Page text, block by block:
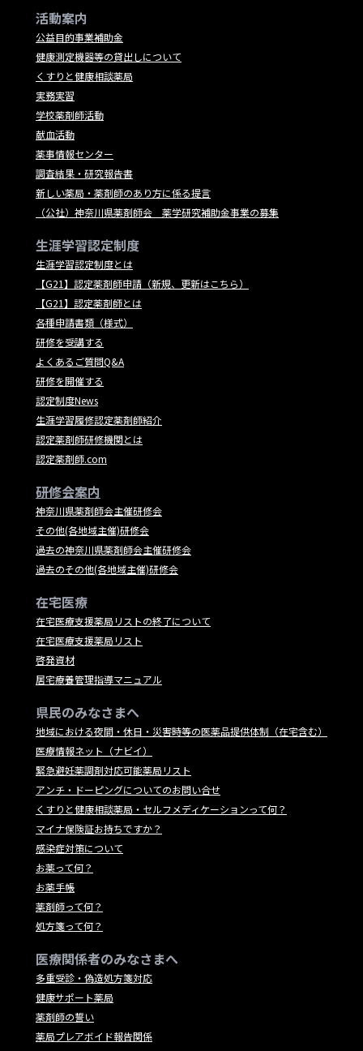
活動案内
公益目的事業補助金
健康測定機器等の貸出しについて
くすりと健康相談薬局
実務実習
学校薬剤師活動
献血活動
薬事情報センター
調査結果・研究報告書
新しい薬局・薬剤師のあり方に係る提言
（公社）神奈川県薬剤師会 薬学研究補助金事業の募集
生涯学習認定制度
生涯学習認定制度とは
【G21】認定薬剤師申請（新規、更新はこちら）
【G21】認定薬剤師とは
各種申請書類（様式）
研修を受講する
よくあるご質問Q&A
研修を開催する
認定制度News
生涯学習履修認定薬剤師紹介
認定薬剤師研修機関とは
認定薬剤師.com
研修会案内
神奈川県薬剤師会主催研修会
その他(各地域主催)研修会
過去の神奈川県薬剤師会主催研修会
過去のその他(各地域主催)研修会
在宅医療
在宅医療支援薬局リストの終了について
在宅医療支援薬局リスト
啓発資材
居宅療養管理指導マニュアル
県民のみなさまへ
地域における夜間・休日・災害時等の医薬品提供体制（在宅含む）
医療情報ネット（ナビイ）
緊急避妊薬調剤対応可能薬局リスト
アンチ・ドーピングについてのお問い合せ
くすりと健康相談薬局・セルフメディケーションって何？
マイナ保険証お持ちですか？
感染症対策について
お薬って何？
お薬手帳
薬剤師って何？
処方箋って何？
医療関係者のみなさまへ
多重受診・偽造処方箋対応
健康サポート薬局
薬剤師の誓い
薬局プレアボイド報告関係